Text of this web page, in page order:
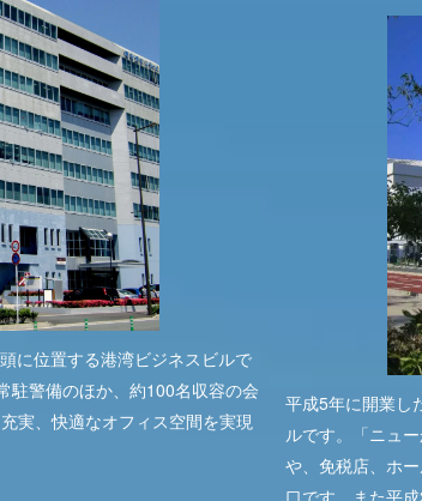
に位置する港湾ビジネスビルで
駐警備のほか、約100名収容の会
実、快適なオフィス空間を実現
平成5年に開業し
ルです。「ニュ
や、免税店、ホ
口です。また平